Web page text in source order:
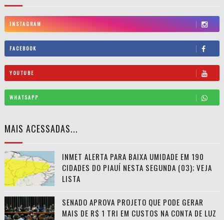
INSTAGRAM
FACEBOOK
YOUTUBE
WHATSAPP
MAIS ACESSADAS...
INMET ALERTA PARA BAIXA UMIDADE EM 190
CIDADES DO PIAUÍ NESTA SEGUNDA (03); VEJA
LISTA
SENADO APROVA PROJETO QUE PODE GERAR
MAIS DE R$ 1 TRI EM CUSTOS NA CONTA DE LUZ